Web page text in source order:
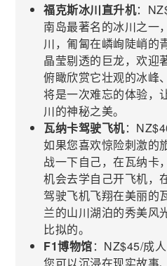
福克斯冰川直升机：
南岛最著名的冰川之一
川，匍匐在嶙峋陡峭的
晶莹剔透的巨龙，欢迎
俯瞰欣赏它壮观的冰峰
将是一次难忘的体验，
川的神秘之美。
瓦纳卡驾驶飞机：
如果您喜欢惊险刺激的
战一下自己，在瓦纳卡
机会去学自己开飞机，
驾驶飞机飞翔在美丽的
兰的山川湖泊的秀美风
比拟的。
F1博物馆：NZ$45/成人